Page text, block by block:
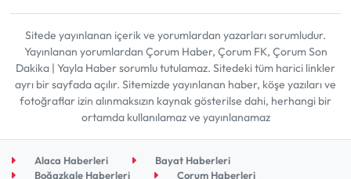
Sitede yayınlanan içerik ve yorumlardan yazarları sorumludur.
Yayınlanan yorumlardan Çorum Haber, Çorum FK, Çorum Son
Dakika | Yayla Haber sorumlu tutulamaz. Sitedeki tüm harici linkler
ayrı bir sayfada açılır. Sitemizde yayınlanan haber, köşe yazıları ve
fotoğraflar izin alınmaksızın kaynak gösterilse dahi, herhangi bir
ortamda kullanılamaz ve yayınlanamaz
Alaca Haberleri
Bayat Haberleri
Boğazkale Haberleri
Çorum Haberleri